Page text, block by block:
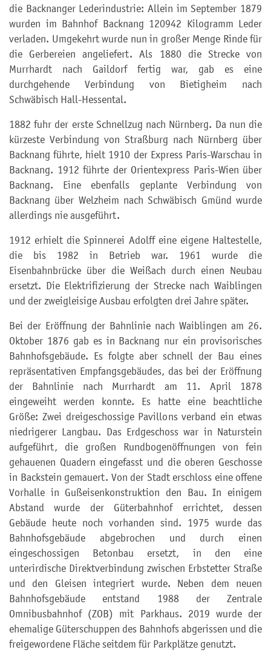
die Backnanger Lederindustrie: Allein im September 1879
wurden im Bahnhof Backnang 120942 Kilogramm Leder
verladen. Umgekehrt wurde nun in großer Menge Rinde für
die Gerbereien angeliefert. Als 1880 die Strecke von
Murrhardt nach Gaildorf fertig war, gab es eine
durchgehende Verbindung von Bietigheim nach
Schwäbisch Hall-Hessental.
1882 fuhr der erste Schnellzug nach Nürnberg. Da nun die
kürzeste Verbindung von Straßburg nach Nürnberg über
Backnang führte, hielt 1910 der Express Paris-Warschau in
Backnang. 1912 führte der Orientexpress Paris-Wien über
Backnang. Eine ebenfalls geplante Verbindung von
Backnang über Welzheim nach Schwäbisch Gmünd wurde
allerdings nie ausgeführt.
1912 erhielt die Spinnerei Adolff eine eigene Haltestelle,
die bis 1982 in Betrieb war. 1961 wurde die
Eisenbahnbrücke über die Weißach durch einen Neubau
ersetzt. Die Elektrifizierung der Strecke nach Waiblingen
und der zweigleisige Ausbau erfolgten drei Jahre später.
Bei der Eröffnung der Bahnlinie nach Waiblingen am 26.
Oktober 1876 gab es in Backnang nur ein provisorisches
Bahnhofsgebäude. Es folgte aber schnell der Bau eines
repräsentativen Empfangsgebäudes, das bei der Eröffnung
der Bahnlinie nach Murrhardt am 11. April 1878
eingeweiht werden konnte. Es hatte eine beachtliche
Größe: Zwei dreigeschossige Pavillons verband ein etwas
niedrigerer Langbau. Das Erdgeschoss war in Naturstein
aufgeführt, die großen Rundbogenöffnungen von fein
gehauenen Quadern eingefasst und die oberen Geschosse
in Backstein gemauert. Von der Stadt erschloss eine offene
Vorhalle in Gußeisenkonstruktion den Bau. In einigem
Abstand wurde der Güterbahnhof errichtet, dessen
Gebäude heute noch vorhanden sind. 1975 wurde das
Bahnhofsgebäude abgebrochen und durch einen
eingeschossigen Betonbau ersetzt, in den eine
unterirdische Direktverbindung zwischen Erbstetter Straße
und den Gleisen integriert wurde. Neben dem neuen
Bahnhofsgebäude entstand 1988 der Zentrale
Omnibusbahnhof (ZOB) mit Parkhaus. 2019 wurde der
ehemalige Güterschuppen des Bahnhofs abgerissen und die
freigewordene Fläche seitdem für Parkplätze genutzt.